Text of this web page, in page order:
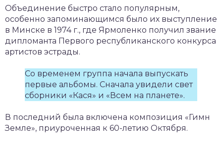
Объединение быстро стало популярным,
особенно запоминающимся было их выступление
в Минске в 1974 г., где Ярмоленко получил звание
дипломанта Первого республиканского конкурса
артистов эстрады.
Со временем группа начала выпускать
первые альбомы. Сначала увидели свет
сборники «Кася» и «Всем на планете».
В последний была включена композиция «Гимн
Земле», приуроченная к 60-летию Октября.